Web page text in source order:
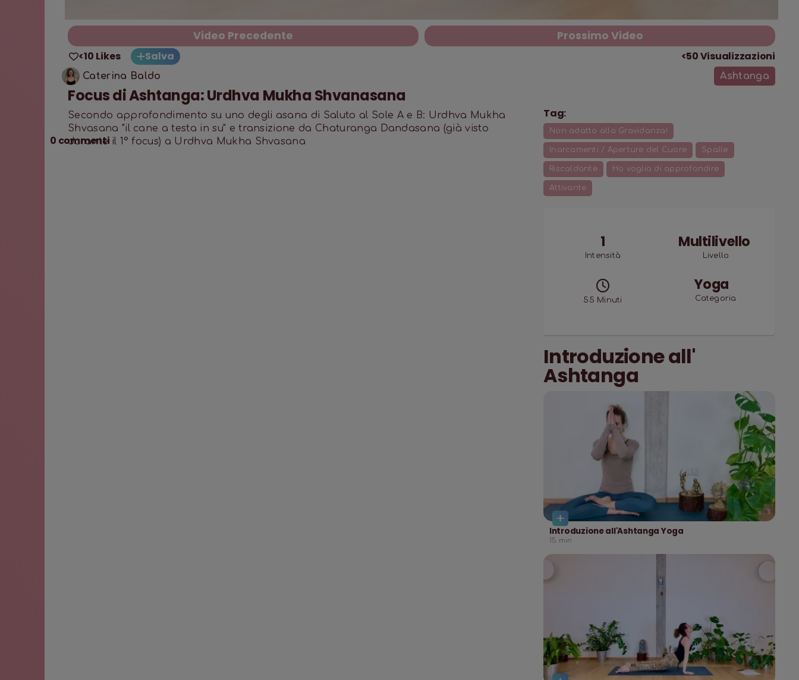
Video Precedente Prossimo Video
<10 Likes Salva <50Visualizzazioni
Caterina Baldo Ashtanga
Focus di Ashtanga: Urdhva Mukha Shvanasana
Secondo approfondimento su uno degli asana di Saluto al Sole A e B: Urdhva Mukha
Shvasana "il cane a testa in su" e transizione da Chaturanga Dandasana (già visto
durante il 1° focus) a Urdhva Mukha Shvasana
0 commenti
Tag:
Non adatto alla Gravidanza!
Inarcamenti / Aperture del Cuore Spalle
Riscaldante Ho voglia di approfondire
Attivante
1
Intensità
Multilivello
Livello
55 Minuti
Yoga
Categoria
Introduzione all'
Ashtanga
Introduzione all'Ashtanga Yoga
15 min